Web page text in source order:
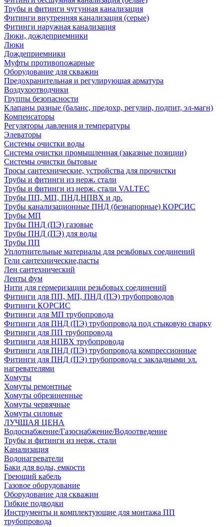
Трубы и фитинги чугунная канализация
Фитинги внутренняя канализация (серые)
Фитинги наружная канализация
Люки, дождеприемники
Люки
Дождеприемники
Муфты противопожарные
Оборудование для скважин
Предохранительная и регулирующая арматура
Воздухоотводчики
Группы безопасности
Клапаны разные (баланс, предохр, регулир, подпит, эл-магн)
Компенсаторы
Регуляторы давления и температуры
Элеваторы
Системы очистки воды
Система очистки промышленная (заказные позиции)
Системы очистки бытовые
Тросы сантехнические, устройства для прочистки
Трубы и фитинги из нерж. стали
Трубы и фитинги из нерж. стали VALTEC
Трубы ПП, МП, ПНД,НПВХ и др.
Трубы канализационные ПНД (безнапорные) КОРСИС
Трубы МП
Трубы ПНД (ПЭ) газовые
Трубы ПНД (ПЭ) для воды
Трубы ПП
Уплотнительные материалы для резьбовых соединений
Гели сантехнические,пасты
Лен сантехнический
Ленты фум
Нити для гермеризации резьбовых соединений
Фитинги для ПП, МП, ПНД (ПЭ) трубопроводов
Фитинги КОРСИС
Фитинги для МП трубопровода
Фитинги для ПНД (ПЭ) трубопровода под стыковую сварку
Фитинги для ПП трубопровода
Фитинги для НПВХ трубопровода
Фитинги для ПНД (ПЭ) трубопровода компрессионные
Фитинги для ПНД (ПЭ) трубопровода с закладными эл.
нагревателями
Хомуты
Хомуты ремонтные
Хомуты обрезиненные
Хомуты червячные
Хомуты силовые
ЛУЧШАЯ ЦЕНА
Водоснабжение/Газоснабжение/Водоотведение
Трубы и фитинги из нерж. стали
Канализация
Водонагреватели
Баки для воды, емкости
Греющий кабель
Газовое оборудование
Оборудование для скважин
Гибкие подводки
Инструменты и комплектующие для монтажа ПП
трубопровода